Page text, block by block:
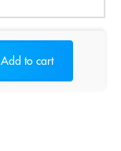
Add to cart